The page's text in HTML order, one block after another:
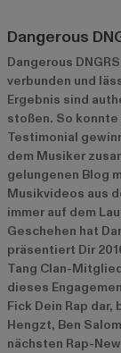
Dangerous
Dangerous
verbunden und
Ergebnis sind
stoßen. So
Testimonial
dem Musiker
gelungenen Blog
Musikvideos aus
immer auf dem
Geschehen hat
präsentiert Dir
Tang Clan-
dieses
Fick Dein Rap
Hengzt, Ben
nächsten Rap-